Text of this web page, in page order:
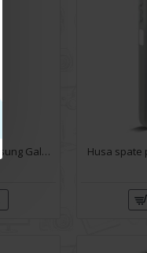
Husa spate pentru Samsung Galaxy A34 5G- Rizz case